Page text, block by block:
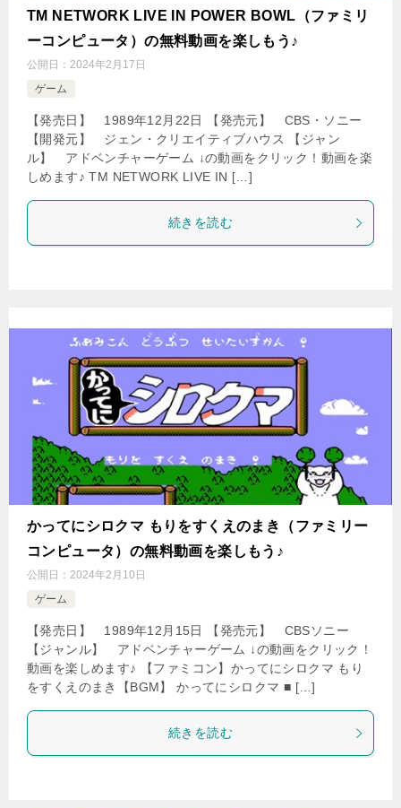
TM NETWORK LIVE IN POWER BOWL（ファミリ
ーコンピュータ）の無料動画を楽しもう♪
公開日： 2024年2月17日
ゲーム
【発売日】 1989年12月22日 【発売元】 CBS・ソニー
【開発元】 ジェン・クリエイティブハウス 【ジャン
ル】 アドベンチャーゲーム ↓の動画をクリック！動画を楽
しめます♪ TM NETWORK LIVE IN […]
続きを読む
かってにシロクマ もりをすくえのまき（ファミリー
コンピュータ）の無料動画を楽しもう♪
公開日： 2024年2月10日
ゲーム
【発売日】 1989年12月15日 【発売元】 CBSソニー
【ジャンル】 アドベンチャーゲーム ↓の動画をクリック！
動画を楽しめます♪ 【ファミコン】かってにシロクマ もり
をすくえのまき【BGM】 かってにシロクマ ■ […]
続きを読む